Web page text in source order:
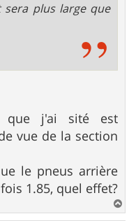
plus large que
que j'ai sité est
vue de la section
le pneus arrière
1.85, quel effet?
a